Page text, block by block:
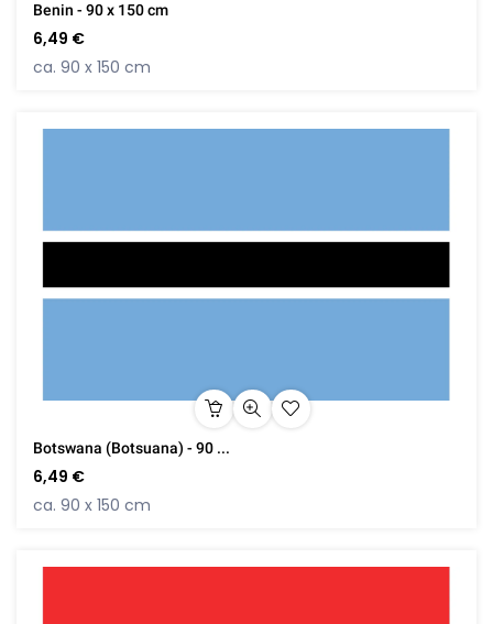
Benin - 90 x 150 cm
6,49 €
ca. 90 x 150 cm
Botswana (Botsuana) - 90 ...
6,49 €
ca. 90 x 150 cm